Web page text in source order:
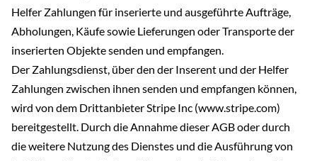
Helfer Zahlungen für inserierte und ausgeführte Aufträge,
Abholungen, Käufe sowie Lieferungen oder Transporte der
inserierten Objekte senden und empfangen.
Der Zahlungsdienst, über den der Inserent und der Helfer
Zahlungen zwischen ihnen senden und empfangen können,
wird von dem Drittanbieter Stripe Inc (www.stripe.com)
bereitgestellt. Durch die Annahme dieser AGB oder durch
die weitere Nutzung des Dienstes und die Ausführung von